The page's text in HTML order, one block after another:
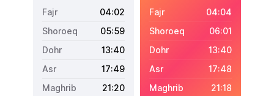
04:02
05:59
13:40
17:49
21:20
04:04
06:01
13:40
17:48
21:18